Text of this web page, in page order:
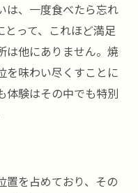
は、一度食べたら忘れ
とって、これほど満足
は他にありません。焼
を味わい尽くすことに
体験はその中でも特別
置を占めており、その